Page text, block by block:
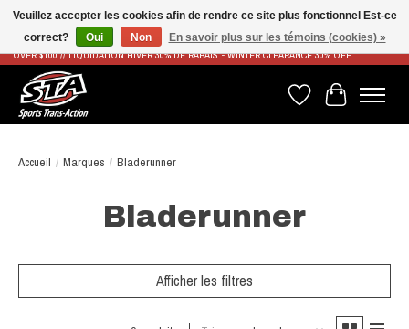
LIVRAISON RAPIDE ET GRATUITE À PARTIR DE 100$ - FAST & FREE SHIPPING ON ORDERS
OVER $100 // LIQUIDATION HIVER 30% DE RABAIS - WINTER CLEARANCE 30% OFF
Liste de souhaits
Panier
Accueil / Marques / Bladerunner
Bladerunner
Afficher les filtres
Veuillez accepter les cookies afin de rendre ce site plus fonctionnel Est-ce
correct?
Oui Non En savoir plus sur les témoins (cookies) »